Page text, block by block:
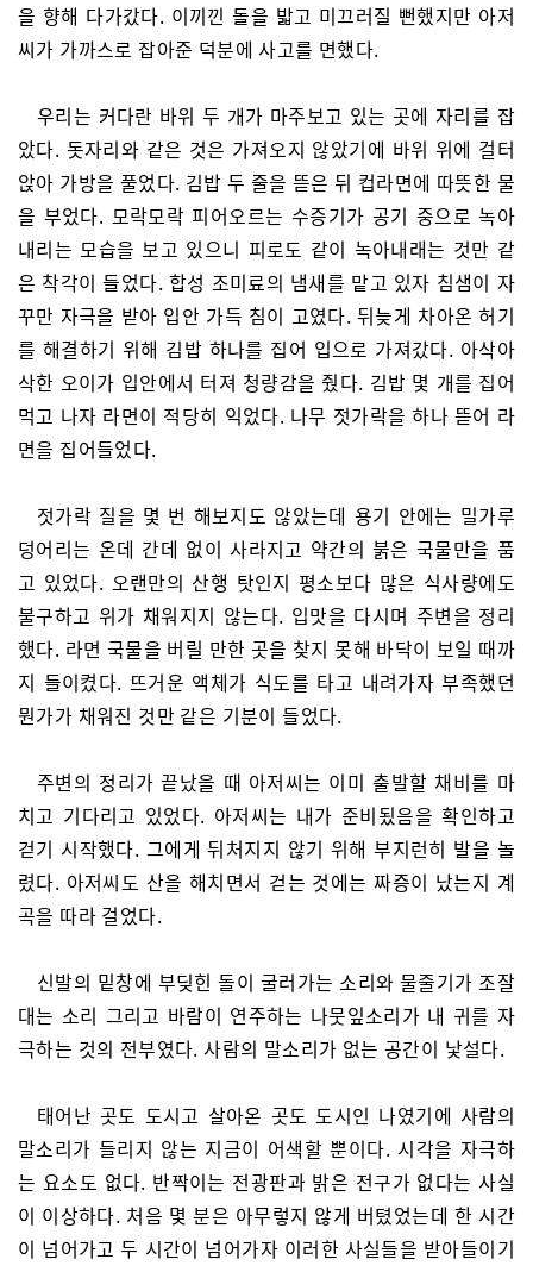
을 향해 다가갔다. 이끼낀 돌을 밟고 미끄러질 뻔했지만 아저
씨가 가까스로 잡아준 덕분에 사고를 면했다.
우리는 커다란 바위 두 개가 마주보고 있는 곳에 자리를 잡
았다. 돗자리와 같은 것은 가져오지 않았기에 바위 위에 걸터
앉아 가방을 풀었다. 김밥 두 줄을 뜯은 뒤 컵라면에 따뜻한 물
을 부었다. 모락모락 피어오르는 수증기가 공기 중으로 녹아
내리는 모습을 보고 있으니 피로도 같이 녹아내래는 것만 같
은 착각이 들었다. 합성 조미료의 냄새를 맡고 있자 침샘이 자
꾸만 자극을 받아 입안 가득 침이 고였다. 뒤늦게 차아온 허기
를 해결하기 위해 김밥 하나를 집어 입으로 가져갔다. 아삭아
삭한 오이가 입안에서 터져 청량감을 줬다. 김밥 몇 개를 집어
먹고 나자 라면이 적당히 익었다. 나무 젓가락을 하나 뜯어 라
면을 집어들었다.
젓가락 질을 몇 번 해보지도 않았는데 용기 안에는 밀가루
덩어리는 온데 간데 없이 사라지고 약간의 붉은 국물만을 품
고 있었다. 오랜만의 산행 탓인지 평소보다 많은 식사량에도
불구하고 위가 채워지지 않는다. 입맛을 다시며 주변을 정리
했다. 라면 국물을 버릴 만한 곳을 찾지 못해 바닥이 보일 때까
지 들이켰다. 뜨거운 액체가 식도를 타고 내려가자 부족했던
뭔가가 채워진 것만 같은 기분이 들었다.
주변의 정리가 끝났을 때 아저씨는 이미 출발할 채비를 마
치고 기다리고 있었다. 아저씨는 내가 준비됬음을 확인하고
걷기 시작했다. 그에게 뒤처지지 않기 위해 부지런히 발을 놀
렸다. 아저씨도 산을 해치면서 걷는 것에는 짜증이 났는지 계
곡을 따라 걸었다.
신발의 밑창에 부딪힌 돌이 굴러가는 소리와 물줄기가 조잘
대는 소리 그리고 바람이 연주하는 나뭇잎소리가 내 귀를 자
극하는 것의 전부였다. 사람의 말소리가 없는 공간이 낯설다.
태어난 곳도 도시고 살아온 곳도 도시인 나였기에 사람의
말소리가 들리지 않는 지금이 어색할 뿐이다. 시각을 자극하
는 요소도 없다. 반짝이는 전광판과 밝은 전구가 없다는 사실
이 이상하다. 처음 몇 분은 아무렇지 않게 버텼었는데 한 시간
이 넘어가고 두 시간이 넘어가자 이러한 사실들을 받아들이기